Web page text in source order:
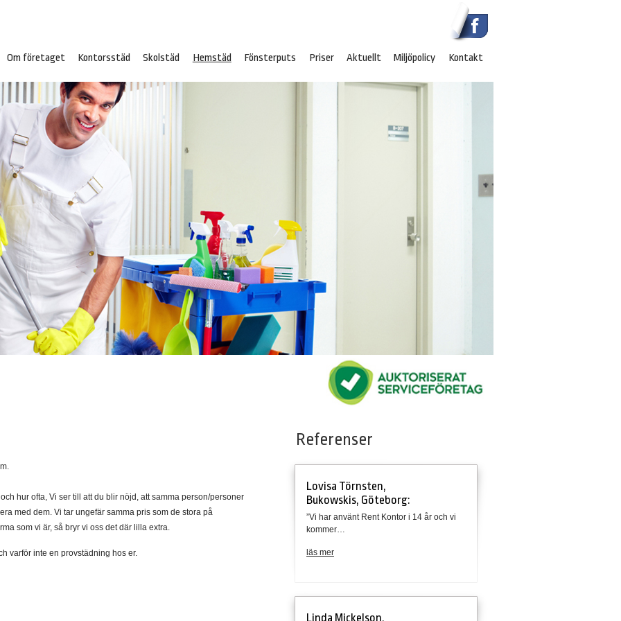
Om företaget Kontorsstäd Skolstäd Hemstäd Fönsterputs Priser Aktuellt Miljöpolicy Kontakt
hur ofta, Vi ser till att du blir nöjd, att samma person/personer
med dem. Vi tar ungefär samma pris som de stora på
som vi är, så bryr vi oss det där lilla extra.
varför inte en provstädning hos er.
Referenser
Lovisa Törnsten,
Bukowskis, Göteborg:
”Vi har använt Rent Kontor i 14 år och vi
kommer…
läs mer
Linda Mickelson,